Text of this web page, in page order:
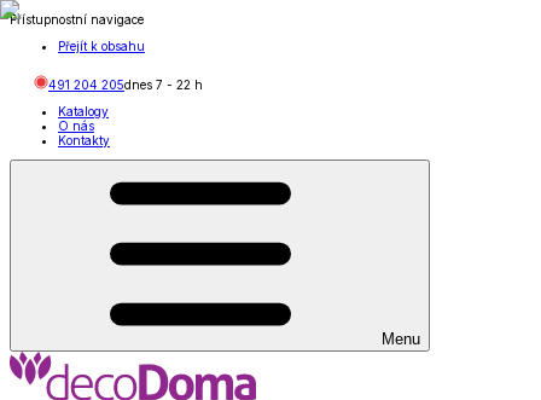
Přístupnostní navigace
Přejít k obsahu
491 204 205dnes 7 - 22 h
Katalogy
O nás
Kontakty
Menu